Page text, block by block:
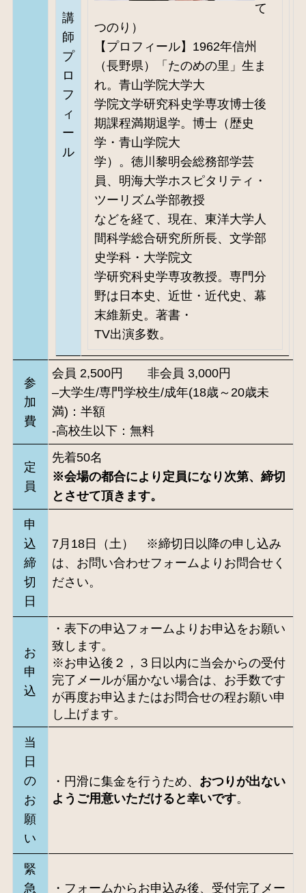
講
師
プ
ロ
フ
ィ
ー
ル
て
つのり）
【プロフィール】1962年信州
（長野県）「たのめの里」生ま
れ。青山学院大学大
学院文学研究科史学専攻博士後
期課程満期退学。博士（歴史
学・青山学院大
学）。徳川黎明会総務部学芸
員、明海大学ホスピタリティ・
ツーリズム学部教授
などを経て、現在、東洋大学人
間科学総合研究所所長、文学部
史学科・大学院文
学研究科史学専攻教授。専門分
野は日本史、近世・近代史、幕
末維新史。著書・
TV出演多数。
参
加
費
会員 2,500円 非会員 3,000円
–大学生/専門学校生/成年(18歳～20歳未
満)：半額
-高校生以下：無料
定
員
先着50名
※会場の都合により定員になり次第、締切
とさせて頂きます。
申
込
締
切
日
7月18日（土） ※締切日以降の申し込み
は、お問い合わせフォームよりお問合せく
ださい。
お
申
込
・表下の申込フォームよりお申込をお願い
致します。
※お申込後２，３日以内に当会からの受付
完了メールが届かない場合は、お手数です
が再度お申込またはお問合せの程お願い申
し上げます。
当
日
の
お
願
い
・円滑に集金を行うため、 おつりが出ない
ようご用意いただけると幸いです。
緊
急
・フォームからお申込み後、受付完了メー